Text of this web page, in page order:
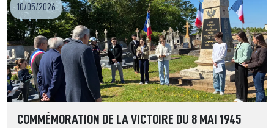
10/05/2026
COMMÉMORATION DE LA VICTOIRE DU 8 MAI 1945